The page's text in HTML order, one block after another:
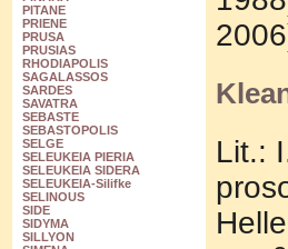
PITANE
PRIENE
PRUSA
PRUSIAS
RHODIAPOLIS
SAGALASSOS
SARDES
SAVATRA
SEBASTE
SEBASTOPOLIS
SELGE
SELEUKEIA PIERIA
SELEUKEIA SIDERA
SELEUKEIA-Silifke
SELINOUS
SIDE
SIDYMA
SILLYON
Lit.: